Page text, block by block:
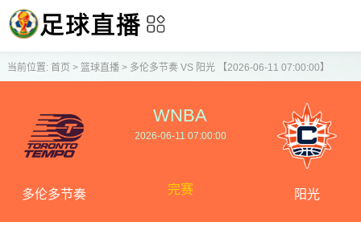
当前位置: 首页 > 篮球直播> 多伦多节奏 VS 阳光 【2026-06-11 07:00:00】
多伦多节奏
WNBA
2026-06-11 07:00:00
完赛 阳光